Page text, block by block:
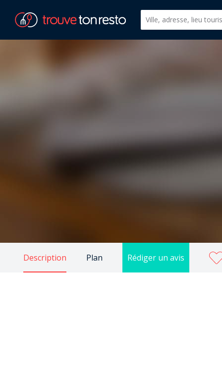
Description Plan Rédiger un avis